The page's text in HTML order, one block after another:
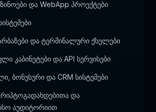
და WebApp პროექტები
და ტერმინალური ქსელები
კაბინეტები და API სერვისები
ბონუსური და CRM სისტემები
და
აუდიტორიით